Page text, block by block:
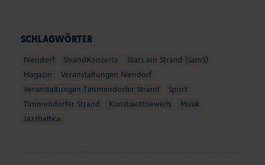
SCHLAGWÖRTER
Niendorf StrandKonzerte
Stars am Strand (SamS)
Magazin
Veranstaltungen Niendorf
Veranstaltungen Timmendorfer Strand
Sport
Timmendorfer Strand
Kunstwettbewerb
Musik
Jazzbaltica